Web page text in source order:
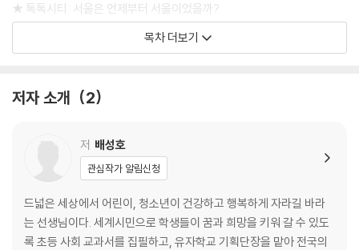
★ 톡톡시티: 서울은 언제부터 서울이었을까?
2 도시로, 도시로!
4 지방이 사라지고 있어요
★ 톡톡시티: 서울 남산에 있는 기억의 공간
3장 모든 사람이 행복한 도시
1 95센티미터 높이에서 보는 도시
목차 더보기
저자 소개 2
저 배성호
관심작가 알림신청
드넓은 세상에서 어린이, 청소년이 건강하고 행복하게 자라길 바라
는 선생님이다. 세계시민으로 학생들이 꿈과 희망을 키워 갈 수 있도
록 초등 사회 교과서를 집필하고, 유자학교 기획단장을 맡아 전국의